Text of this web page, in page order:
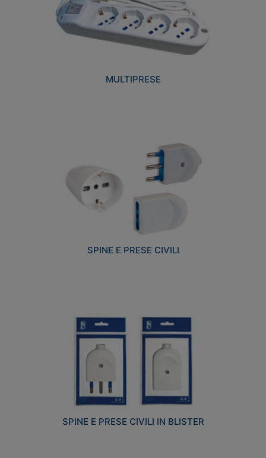
MULTIPRESE
SPINE E PRESE CIVILI
SPINE E PRESE CIVILI IN BLISTER